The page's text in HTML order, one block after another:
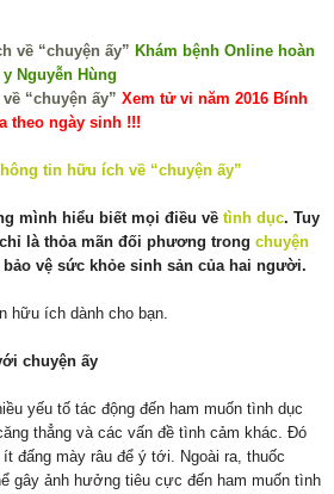
Khám bệnh Online hoàn
Nguyễn Hùng
Xem tử vi năm 2016 Bính
theo ngày sinh !!!
mình hiểu biết mọi điều về tình dục. Tuy
là thỏa mãn đối phương trong chuyện
vệ sức khỏe sinh sản của hai người.
hữu ích dành cho bạn.
chuyện ấy
yếu tố tác động đến ham muốn tình dục
thẳng và các vấn đề tình cảm khác. Đó
đấng mày râu để ý tới. Ngoài ra, thuốc
gây ảnh hưởng tiêu cực đến ham muốn tình